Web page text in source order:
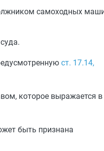
самоходных
ст. 17.14,
которое выражается в
быть признана